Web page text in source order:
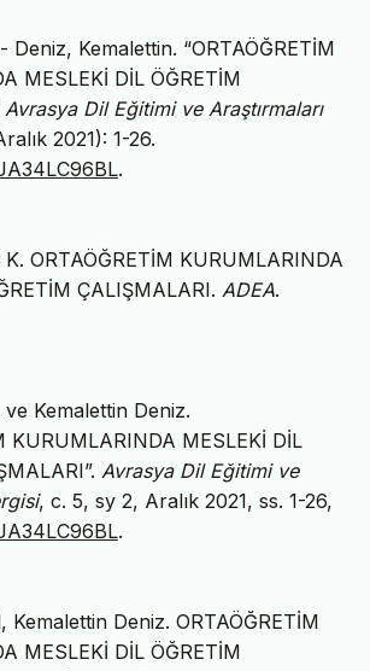
Kemalettin. “ORTAÖĞRETİM
MESLEKİ DİL ÖĞRETİM
Avrasya Dil Eğitimi ve Araştırmaları
2021): 1-26.
.
ORTAÖĞRETİM KURUMLARINDA
ÇALIŞMALARI. ADEA.
Kemalettin Deniz.
KURUMLARINDA MESLEKİ DİL
Avrasya Dil Eğitimi ve
, c. 5, sy 2, Aralık 2021, ss. 1-26,
.
Deniz. ORTAÖĞRETİM
MESLEKİ DİL ÖĞRETİM